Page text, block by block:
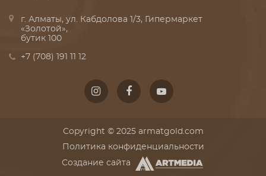
г. Алматы, ул. Кабдолова 1/3, Гипермаркет
«Золотой»,
бутик 100
+7 (708) 191 11 12
Copyright © 2025 armatgold.com
Политика конфиденциальности
Создание сайта